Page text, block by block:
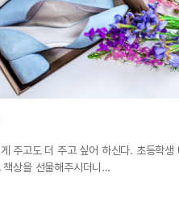
주고도 더 주고 싶어 하신다. 초등학생
책상을 선물해주시더니…